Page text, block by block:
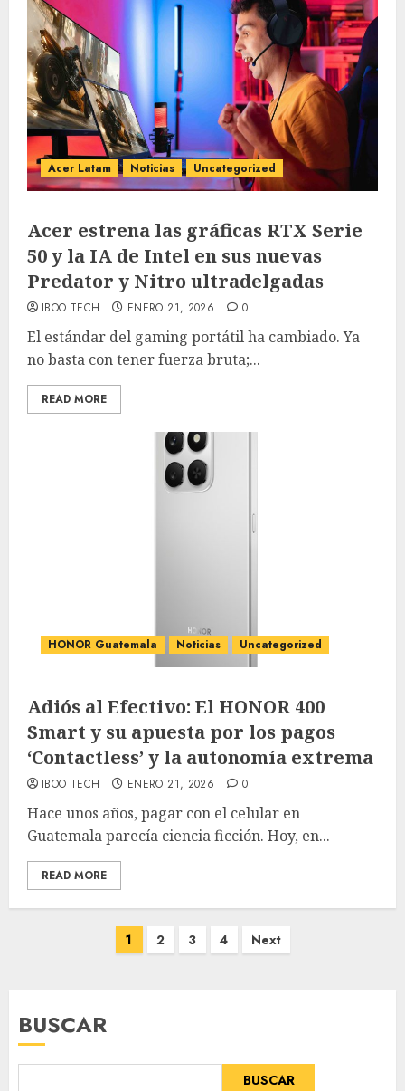
Acer Latam Noticias Uncategorized
Acer estrena las gráficas RTX Serie
50 y la IA de Intel en sus nuevas
Predator y Nitro ultradelgadas
IBOO TECH ENERO 21, 2026 0
El estándar del gaming portátil ha cambiado. Ya
no basta con tener fuerza bruta;...
READ MORE
HONOR Guatemala Noticias Uncategorized
Adiós al Efectivo: El HONOR 400
Smart y su apuesta por los pagos
‘Contactless’ y la autonomía extrema
IBOO TECH ENERO 21, 2026 0
Hace unos años, pagar con el celular en
Guatemala parecía ciencia ficción. Hoy, en...
READ MORE
1 2 3 4 Next
BUSCAR
BUSCAR